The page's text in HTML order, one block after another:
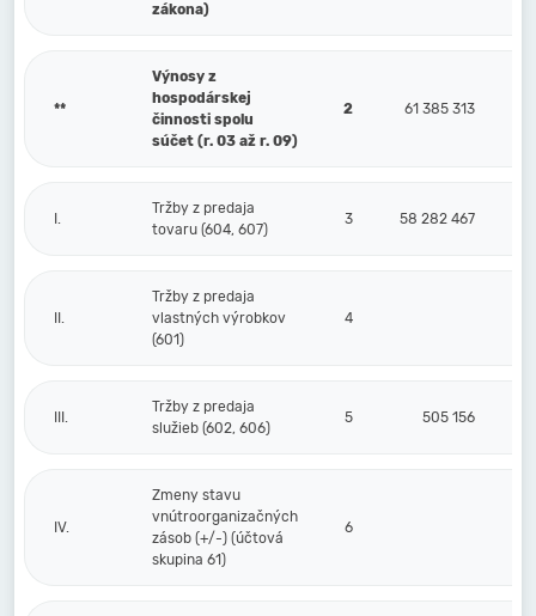
zákona)
**
Výnosy z
hospodárskej
činnosti spolu
súčet (r. 03 až r. 09)
2 61 385 313
I.
Tržby z predaja
tovaru (604, 607)
3 58 282 467
II.
Tržby z predaja
vlastných výrobkov
(601)
4
III.
Tržby z predaja
služieb (602, 606)
5 505 156
IV.
Zmeny stavu
vnútroorganizačných
zásob (+/-) (účtová
skupina 61)
6